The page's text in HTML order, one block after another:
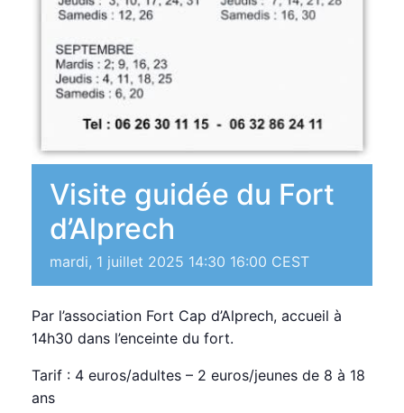
Visite guidée du Fort
d’Alprech
mardi, 1 juillet 2025 14:30 16:00 CEST
Par l’association Fort Cap d’Alprech, accueil à
14h30 dans l’enceinte du fort.
Tarif : 4 euros/adultes – 2 euros/jeunes de 8 à 18
ans